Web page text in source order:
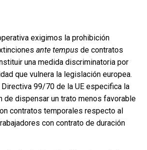
exigimos la prohibición
ante tempus de contratos
una medida discriminatoria por
que vulnera la legislación europea.
Directiva 99/70 de la UE especifica la
de dispensar un trato menos favorable
contratos temporales respecto al
con contrato de duración